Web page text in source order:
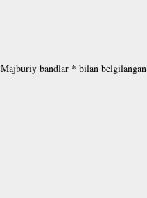
Majburiy bandlar * bilan belgilangan